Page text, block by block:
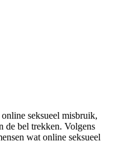
seksueel misbruik,
de bel trekken. Volgens
wat online seksueel